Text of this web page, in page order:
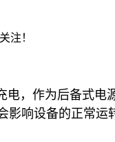
注！
，作为后备式电
响设备的正常运